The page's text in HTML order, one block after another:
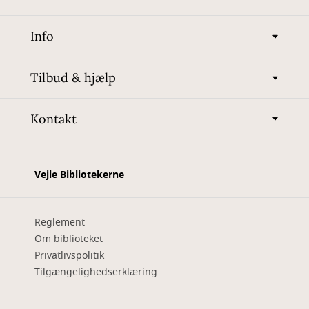
Info
Tilbud & hjælp
Kontakt
Vejle Bibliotekerne
Reglement
Om biblioteket
Privatlivspolitik
Tilgængelighedserklæring